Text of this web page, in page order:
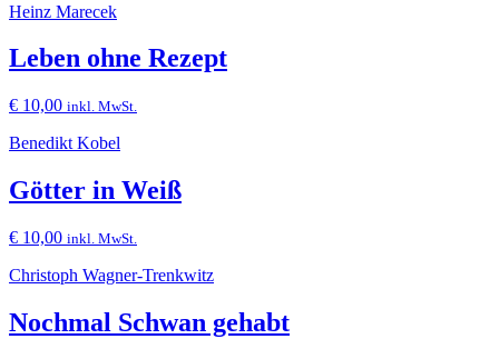
Heinz Marecek
Leben ohne Rezept
€ 10,00 inkl. MwSt.
Benedikt Kobel
Götter in Weiß
€ 10,00 inkl. MwSt.
Christoph Wagner-Trenkwitz
Nochmal Schwan gehabt